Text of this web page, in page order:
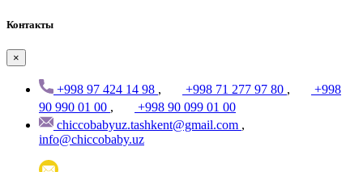
Контакты
×
+998 97 424 14 98 , +998 71 277 97 80 ,
+998
90 990 01 00 ,
+998 90 099 01 00
chiccobabyuz.tashkent@gmail.com ,
info@chiccobaby.uz